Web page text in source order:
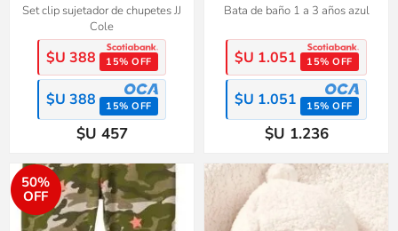
Set clip sujetador de chupetes JJ
Cole
$U 388 15% OFF
$U 388 15% OFF
$U 457
Bata de baño 1 a 3 años azul
$U 1.051 15% OFF
$U 1.051 15% OFF
$U 1.236
50%
OFF